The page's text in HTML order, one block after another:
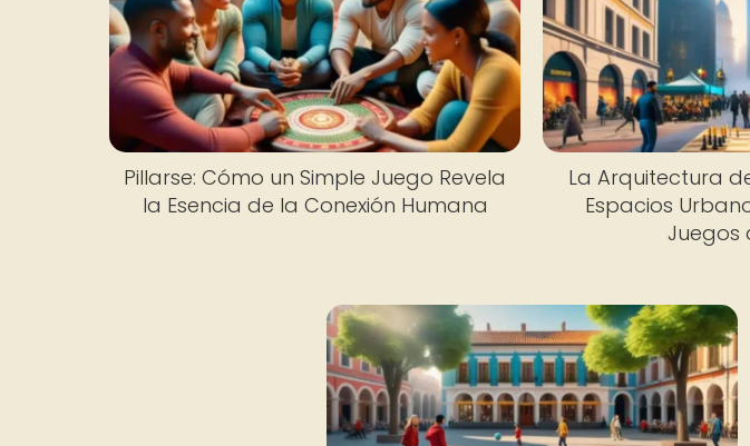
Pillarse: Cómo un Simple Juego Revela
la Esencia de la Conexión Humana
La Arquitectura
Espacios
Juegos